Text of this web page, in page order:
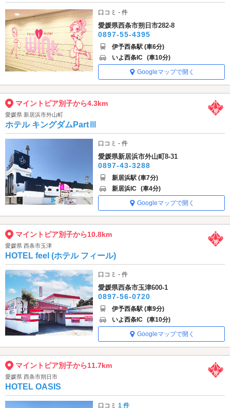
口コミ - 件
愛媛県西条市朔日市282-8
0897-55-4395
伊予西条駅 (車6分)
いよ西条IC (車10分)
Googleマップで開く
マイントピア別子から4.3km
愛媛県 新居浜市外山町
ホテル キングダムPartⅢ
口コミ - 件
愛媛県新居浜市外山町8-31
0897-43-3288
新居浜駅 (車7分)
新居浜IC (車4分)
Googleマップで開く
マイントピア別子から10.8km
愛媛県 西条市玉津
HOTEL feel (ホテル フィール)
口コミ - 件
愛媛県西条市玉津600-1
0897-56-0720
伊予西条駅 (車9分)
いよ西条IC (車10分)
Googleマップで開く
マイントピア別子から11.7km
愛媛県 西条市朔日市
HOTEL OASIS
口コミ1 件